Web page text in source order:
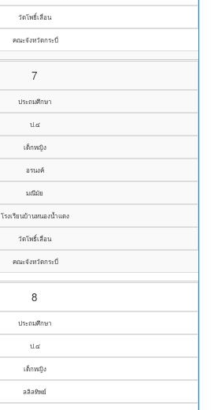
วัดโพธิ์เลื่อน
คณะจังหวัดกระบี่
7
ประถมศึกษา
ป.๔
เด็กหญิง
อรนงค์
มณีมัย
โรงเรียนบ้านหนองน้ำแดง
วัดโพธิ์เลื่อน
คณะจังหวัดกระบี่
8
ประถมศึกษา
ป.๔
เด็กหญิง
ลลิลทิพย์